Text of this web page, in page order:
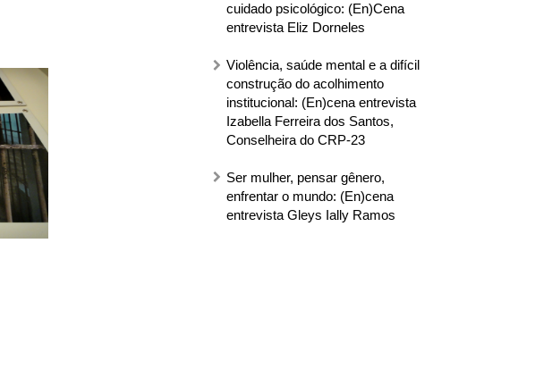
cuidado psicológico: (En)Cena
entrevista Eliz Dorneles
Violência, saúde mental e a difícil
construção do acolhimento
institucional: (En)cena entrevista
Izabella Ferreira dos Santos,
Conselheira do CRP-23
Ser mulher, pensar gênero,
enfrentar o mundo: (En)cena
entrevista Gleys Ially Ramos